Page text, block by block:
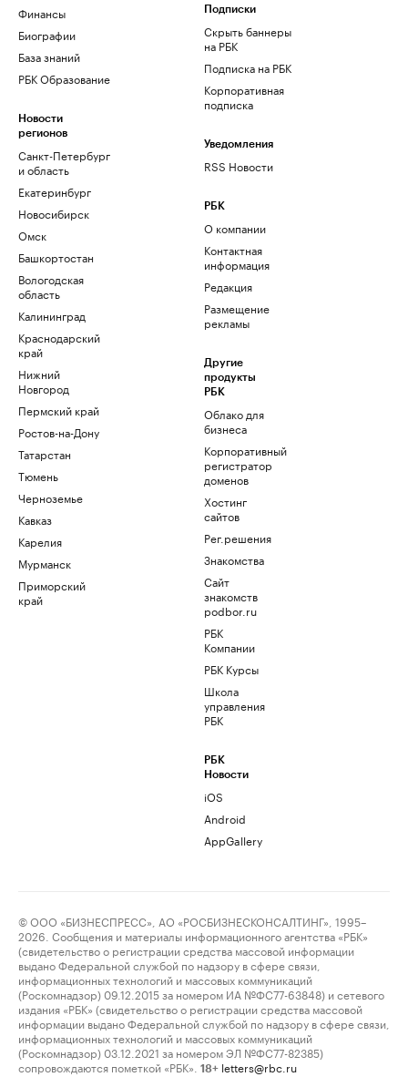
Финансы
Биографии
База знаний
РБК Образование
Новости
регионов
Санкт-Петербург
и область
Екатеринбург
Новосибирск
Омск
Башкортостан
Вологодская
область
Калининград
Краснодарский
край
Нижний
Новгород
Пермский край
Ростов-на-Дону
Татарстан
Тюмень
Черноземье
Кавказ
Карелия
Мурманск
Приморский
край
Подписки
Скрыть баннеры
на РБК
Подписка на РБК
Корпоративная
подписка
Уведомления
RSS Новости
РБК
О компании
Контактная
информация
Редакция
Размещение
рекламы
Другие
продукты
РБК
Облако для
бизнеса
Корпоративный
регистратор
доменов
Хостинг
сайтов
Рег.решения
Знакомства
Сайт
знакомств
podbor.ru
РБК
Компании
РБК Курсы
Школа
управления
РБК
РБК
Новости
iOS
Android
AppGallery
© ООО «БИЗНЕСПРЕСС», АО «РОСБИЗНЕСКОНСАЛТИНГ», 1995–
2026. Сообщения и материалы информационного агентства «РБК»
(свидетельство о регистрации средства массовой информации
выдано Федеральной службой по надзору в сфере связи,
информационных технологий и массовых коммуникаций
(Роскомнадзор) 09.12.2015 за номером ИА №ФС77-63848) и сетевого
издания «РБК» (свидетельство о регистрации средства массовой
информации выдано Федеральной службой по надзору в сфере связи,
информационных технологий и массовых коммуникаций
(Роскомнадзор) 03.12.2021 за номером ЭЛ №ФС77-82385)
сопровождаются пометкой «РБК».
18+ letters@rbc.ru